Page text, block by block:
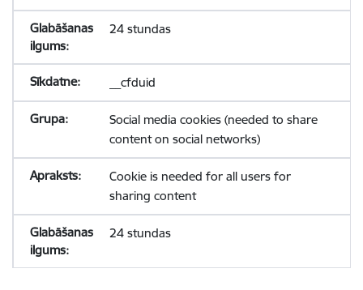
24 stundas
__cfduid
Social media cookies (needed to share
content on social networks)
Cookie is needed for all users for
sharing content
24 stundas